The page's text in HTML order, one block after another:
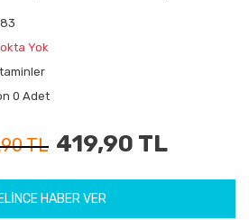
Yok
0 Adet
TL 419,90 TL
HABER VER